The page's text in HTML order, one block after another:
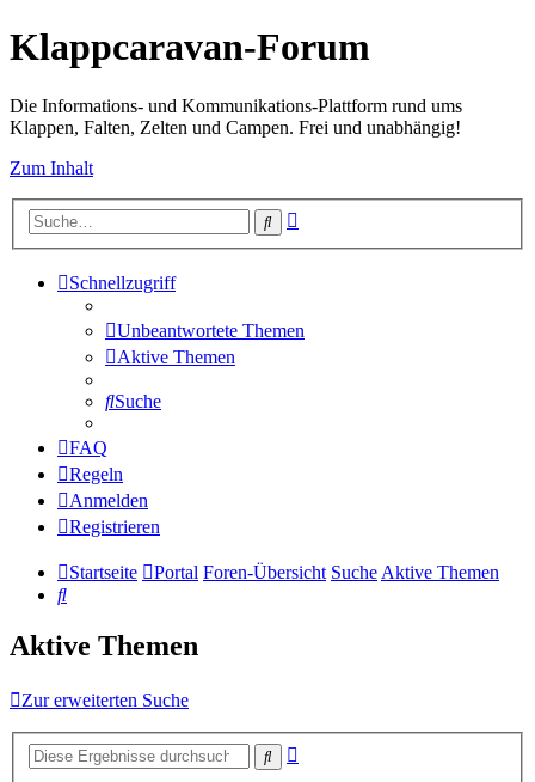
Klappcaravan-Forum
Die Informations- und Kommunikations-Plattform rund ums
Klappen, Falten, Zelten und Campen. Frei und unabhängig!
Zum Inhalt
Suche
Schnellzugriff
Unbeantwortete Themen
Aktive Themen
Suche
FAQ
Regeln
Anmelden
Registrieren
Startseite Portal Foren-Übersicht SucheAktive Themen
Suche
Aktive Themen
Zur erweiterten Suche
Suche